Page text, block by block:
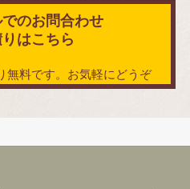
のお問合わせ
はこちら
無料です。お気軽にどうぞ